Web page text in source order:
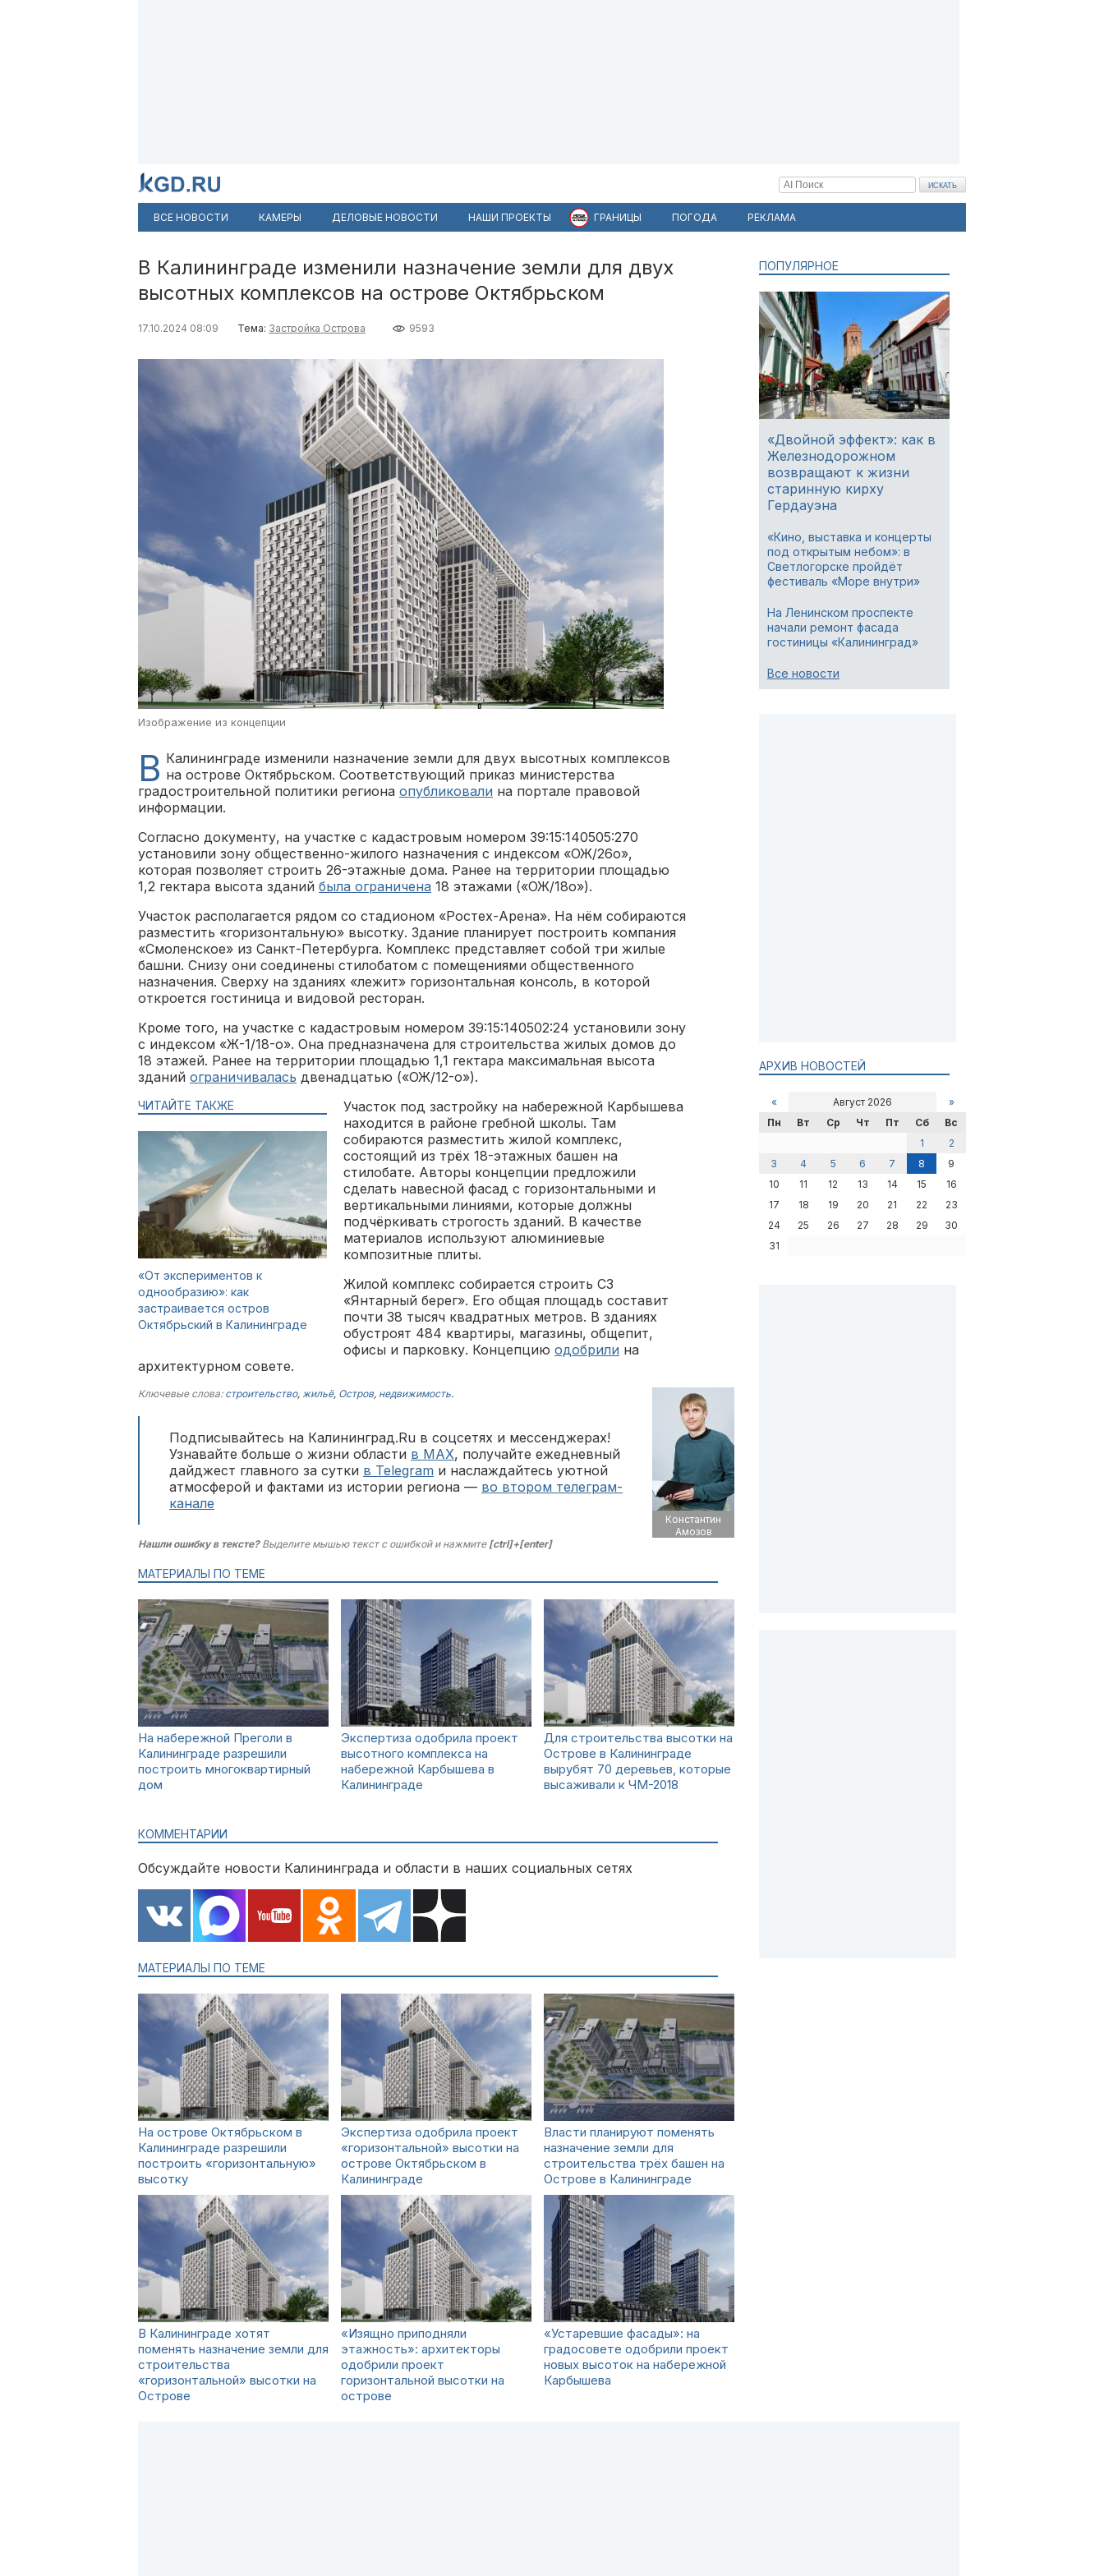
ВСЕ НОВОСТИ КАМЕРЫ ДЕЛОВЫЕ НОВОСТИ НАШИ ПРОЕКТЫ ГРАНИЦЫ ПОГОДА РЕКЛАМА
В Калининграде изменили назначение земли для двух
высотных комплексов на острове Октябрьском
17.10.2024 08:09 Тема: Застройка Острова 9593
Изображение из концепции
В Калининграде изменили назначение земли для двух высотных комплексов
на острове Октябрьском. Соответствующий приказ министерства
градостроительной политики региона опубликовали на портале правовой
информации.
Согласно документу, на участке с кадастровым номером 39:15:140505:270
установили зону общественно-жилого назначения с индексом «ОЖ/26о»,
которая позволяет строить 26-этажные дома. Ранее на территории площадью
1,2 гектара высота зданий была ограничена 18 этажами («ОЖ/18о»).
Участок располагается рядом со стадионом «Ростех-Арена». На нём собираются
разместить «горизонтальную» высотку. Здание планирует построить компания
«Смоленское» из Санкт-Петербурга. Комплекс представляет собой три жилые
башни. Снизу они соединены стилобатом с помещениями общественного
назначения. Сверху на зданиях «лежит» горизонтальная консоль, в которой
откроется гостиница и видовой ресторан.
Кроме того, на участке с кадастровым номером 39:15:140502:24 установили зону
с индексом «Ж-1/18-о». Она предназначена для строительства жилых домов до
18 этажей. Ранее на территории площадью 1,1 гектара максимальная высота
зданий ограничивалась двенадцатью («ОЖ/12-о»).
ЧИТАЙТЕ ТАКЖЕ
«От экспериментов к
однообразию»: как
застраивается остров
Октябрьский в Калининграде
Участок под застройку на набережной Карбышева
находится в районе гребной школы. Там
собираются разместить жилой комплекс,
состоящий из трёх 18-этажных башен на
стилобате. Авторы концепции предложили
сделать навесной фасад с горизонтальными и
вертикальными линиями, которые должны
подчёркивать строгость зданий. В качестве
материалов используют алюминиевые
композитные плиты.
Жилой комплекс собирается строить СЗ
«Янтарный берег». Его общая площадь составит
почти 38 тысяч квадратных метров. В зданиях
обустроят 484 квартиры, магазины, общепит,
офисы и парковку. Концепцию одобрили на
архитектурном совете.
Константин
Амозов
Ключевые слова: строительство, жильё, Остров, недвижимость.
Подписывайтесь на Калининград.Ru в соцсетях и мессенджерах!
Узнавайте больше о жизни области в MAX, получайте ежедневный
дайджест главного за сутки в Telegram и наслаждайтесь уютной
атмосферой и фактами из истории региона — во втором телеграм-
канале
Нашли ошибку в тексте?Выделите мышью текст с ошибкой и нажмите [ctrl]+[enter]
МАТЕРИАЛЫ ПО ТЕМЕ
На набережной Преголи в
Калининграде разрешили
построить многоквартирный
дом
Экспертиза одобрила проект
высотного комплекса на
набережной Карбышева в
Калининграде
Для строительства высотки на
Острове в Калининграде
вырубят 70 деревьев, которые
высаживали к ЧМ-2018
КОММЕНТАРИИ
Обсуждайте новости Калининграда и области в наших социальных сетях
МАТЕРИАЛЫ ПО ТЕМЕ
На острове Октябрьском в
Калининграде разрешили
построить «горизонтальную»
высотку
Экспертиза одобрила проект
«горизонтальной» высотки на
острове Октябрьском в
Калининграде
Власти планируют поменять
назначение земли для
строительства трёх башен на
Острове в Калининграде
В Калининграде хотят
поменять назначение земли для
строительства
«горизонтальной» высотки на
Острове
«Изящно приподняли
этажность»: архитекторы
одобрили проект
горизонтальной высотки на
острове
«Устаревшие фасады»: на
градосовете одобрили проект
новых высоток на набережной
Карбышева
ПОПУЛЯРНОЕ
«Двойной эффект»: как в
Железнодорожном
возвращают к жизни
старинную кирху
Гердауэна
«Кино, выставка и концерты
под открытым небом»: в
Светлогорске пройдёт
фестиваль «Море внутри»
На Ленинском проспекте
начали ремонт фасада
гостиницы «Калининград»
Все новости
АРХИВ НОВОСТЕЙ
« Август 2026
»
Пн
Вт Ср Чт Пт Сб
Вс
1
2
3
4 5 6 7 8
9
10
11 12 13 14 15
16
17
18 19 20 21 22
23
24
25 26 27 28 29
30
31